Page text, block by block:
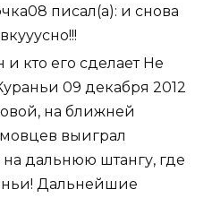
писал(а): и снова
и кто его сделает Не
09 декабря 2012
на ближней
выиграл
дальнюю штангу, где
Дальнейшие